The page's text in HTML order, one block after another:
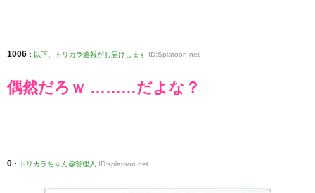
1006 : 以下、トリカラ速報がお届けします ID:Splatoon.net
偶然だろｗ ………だよな？
0 : トリカラちゃん@管理人 ID:splatoon.net